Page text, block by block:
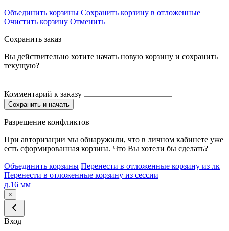
Объединить корзины Сохранить корзину в отложенные
Очистить корзину Отменить
Сохранить заказ
Вы действительно хотите начать новую корзину и сохранить
текущую?
Комментарий к заказу
Сохранить и начать
Разрешение конфликтов
При авторизации мы обнаружили, что в личном кабинете уже
есть сформированная корзина. Что Вы хотели бы сделать?
Объединить корзины Перенести в отложенные корзину из лк
Перенести в отложенные корзину из сессии
д.16 мм
×
Вход